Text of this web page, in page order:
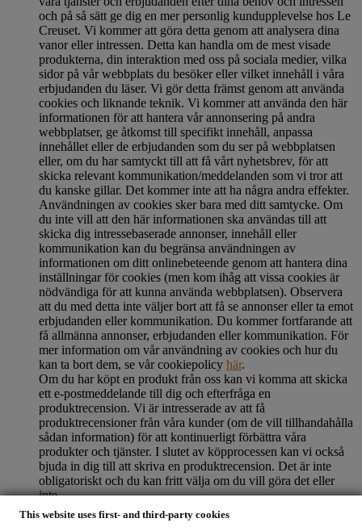
This website uses first- and third-party cookies
och på så sätt ge dig en mer personlig kundupplevelse hos Le
Creuset. Vi kommer att göra detta genom att analysera dina
vanor eller intressen. Detta kan handla om de mest visade
produkterna, din interaktion med oss på sociala medier, vilka
sidor på vår webbplats du besöker eller vilket innehåll i våra
erbjudanden du läser. Vi gör detta främst genom att använda
cookies och liknande teknik. Vi kommer att använda den här
informationen för att hantera vår annonsering på andra
webbplatser, ge åtkomst till specifikt innehåll, anpassa
innehållet eller de erbjudanden som du ser på webbplatsen
eller, om du har samtyckt till att få vårt nyhetsbrev, för att
skicka relevant kommunikation/meddelanden som vi tror att
du kanske gillar. Det kommer inte att ha några andra effekter.
Användningen av cookies sker bara med ditt samtycke. Om
du inte vill att den här informationen ska användas till att
skicka dig intressebaserade annonser, innehåll eller
kommunikation kan du begränsa användningen av
informationen om ditt onlinebeteende genom att hantera dina
inställningar för cookies (men kom ihåg att vissa cookies är
nödvändiga för att kunna använda webbplatsen). Observera
att du med detta inte väljer bort att få se annonser eller ta emot
erbjudanden eller kommunikation. Du kommer fortfarande att
få allmänna annonser, erbjudanden eller kommunikation. För
mer information om vår användning av cookies och hur du
kan ta bort dem, se vår cookiepolicy här.
Om du har köpt en produkt från oss kan vi komma att skicka
ett e-postmeddelande till dig och efterfråga en
produktrecension. Vi är intresserade av att få
produktrecensioner från våra kunder (om de vill tillhandahålla
sådan information) för att kontinuerligt förbättra våra
produkter och tjänster. I slutet av köpprocessen kan vi också
bjuda in dig till att skriva en produktrecension. Det är inte
obligatoriskt och du kan fritt välja om du vill göra det eller
inte.